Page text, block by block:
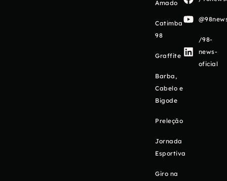
Amado
Catimba
98
Graffite
Barba,
Cabelo e
Bigode
Preleção
Jornada
Esportiva
Giro na
/98-
news-
oficial